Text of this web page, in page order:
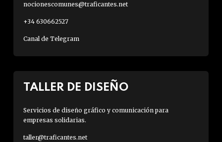
nocionescomunes@traficantes.net
+34 630662527
Canal de Telegram
TALLER DE DISEÑO
Servicios de diseño gráfico y comunicación para
empresas solidarias.
taller@traficantes.net